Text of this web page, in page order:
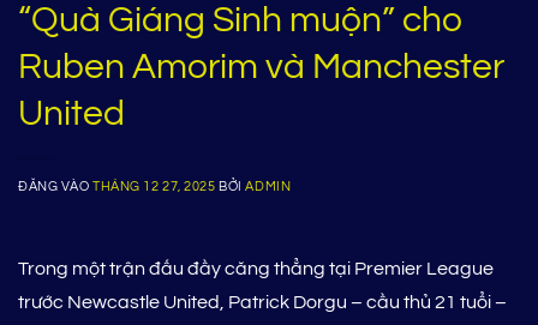
“Quà Giáng Sinh muộn” cho
Ruben Amorim và Manchester
United
ĐĂNG VÀO THÁNG 12 27, 2025 BỞIADMIN
Trong một trận đấu đầy căng thẳng tại Premier League
trước Newcastle United, Patrick Dorgu – cầu thủ 21 tuổi –